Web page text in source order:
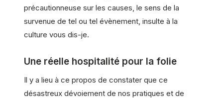
précautionneuse sur les causes, le sens de la
survenue de tel ou tel évènement, insulte à la
culture vous dis-je.
Une réelle hospitalité pour la folie
Il y a lieu à ce propos de constater que ce
désastreux dévoiement de nos pratiques et de